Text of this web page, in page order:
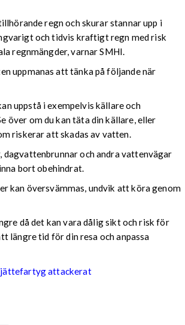
regn och skurar stannar upp i
och tidvis kraftigt regn med risk
regnmängder, varnar SMHI.
uppmanas att tänka på följande när
uppstå i exempelvis källare och
över om du kan täta din källare, eller
riskerar att skadas av vatten.
dagvattenbrunnar och andra vattenvägar
bort obehindrat.
kan översvämmas, undvik att köra genom
då det kan vara dålig sikt och risk för
längre tid för din resa och anpassa
attackerat